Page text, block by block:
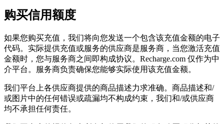
购买信用额度
如果您购买充值，我们将向您发送一个包含该充值金额的电子
代码。实际提供充值或服务的供应商是服务商，当您激活充值
金额时，您与服务商之间即构成协议。Recharge.com 仅作为中
介平台。服务商负责确保您能够实际使用该充值金额。
我们平台上各供应商提供的商品描述力求准确。商品描述和/
或图片中的任何错误或疏漏均不构成约束，我们和/或供应商
均不承担任何责任。